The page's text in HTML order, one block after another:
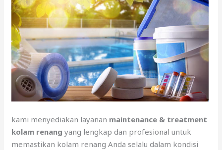
kami menyediakan layanan maintenance & treatment
kolam renang yang lengkap dan profesional untuk
memastikan kolam renang Anda selalu dalam kondisi